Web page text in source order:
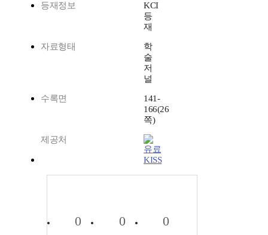
등재정보
KCI
등
재
자료형태
학
술
저
널
수록면
141-
166(26
쪽)
제공처
KISS
0 0 0